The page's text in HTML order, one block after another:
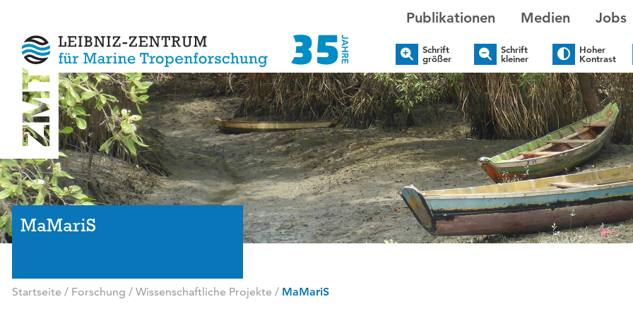
Publikationen Medien Jobs
Schrift
größer
Schrift
kleiner
Hoher
Kontrast
MaMariS
Startseite / Forschung / Wissenschaftliche Projekte / MaMariS